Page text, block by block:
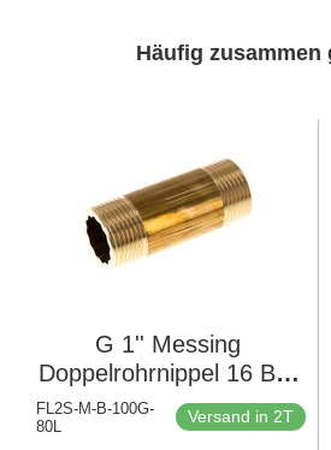
Häufig zusammen
G 1'' Messing
Doppelrohrnippel 16 Bar
DIN 2982 - 80mm
FL2S-M-B-100G-
80L
Versand in 2T